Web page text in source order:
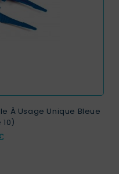
À Usage Unique Bleue